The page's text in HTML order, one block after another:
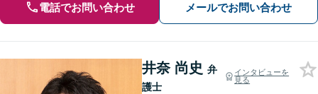
電話でお問い合わせ メールでお問い合わせ
井奈 尚史 弁
護士
インタビューを
見る